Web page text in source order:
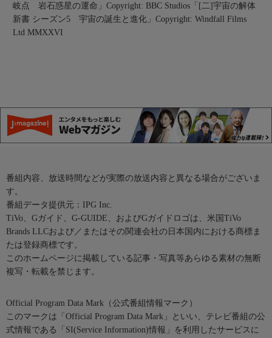
岐点 岩石惑星の運命」Copyright: BBC Studios 「[二]宇宙の解体
新書 シーズン5 宇宙の誕生と進化」Copyright: Windfall Films
Ltd MMXXVI
番組内容、放送時間などが実際の放送内容と異なる場合がございま
す。
番組データ提供元：IPG Inc.
TiVo、Gガイド、G-GUIDE、およびGガイドロゴは、米国TiVo
Brands LLCおよび／またはその関連会社の日本国内における商標ま
たは登録商標です。
このホームページに掲載している記事・写真等あらゆる素材の無断
複写・転載を禁じます。
Official Program Data Mark（公式番組情報マーク）
このマークは「Official Program Data Mark」といい、テレビ番組の公
式情報である「SI(Service Information)情報」を利用したサービスに